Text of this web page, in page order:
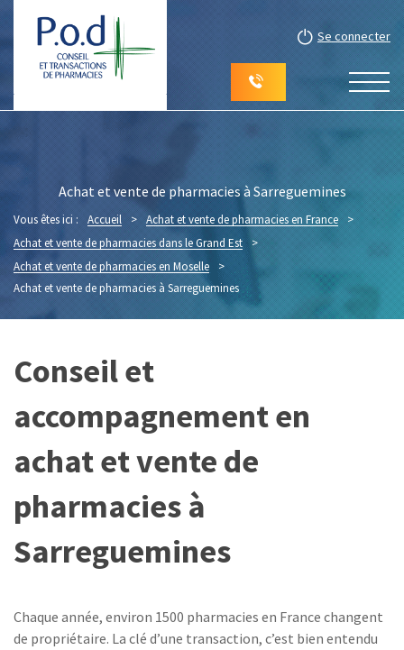
Se connecter
Achat et vente de pharmacies à Sarreguemines
Vous êtes ici : Accueil > Achat et vente de pharmacies en France
>
Achat et vente de pharmacies dans le Grand Est >
Achat et vente de pharmacies en Moselle
>
Achat et vente de pharmacies à Sarreguemines
Conseil et
accompagnement en
achat et vente de
pharmacies à
Sarreguemines
Chaque année, environ 1500 pharmacies en France changent
de propriétaire. La clé d’une transaction, c’est bien entendu